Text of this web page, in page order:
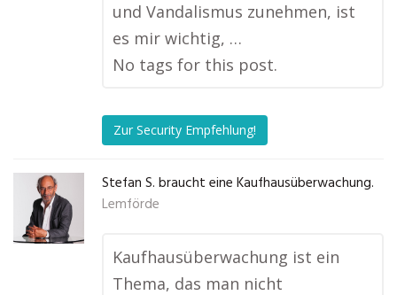
und Vandalismus zunehmen, ist
es mir wichtig, …
No tags for this post.
Zur Security Empfehlung!
Stefan S. braucht eine Kaufhausüberwachung.
Lemförde
Kaufhausüberwachung ist ein
Thema, das man nicht